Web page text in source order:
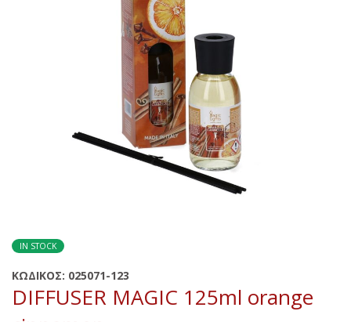
IN STOCK
ΚΩΔΙΚΟΣ: 025071-123
DIFFUSER MAGIC 125ml orange